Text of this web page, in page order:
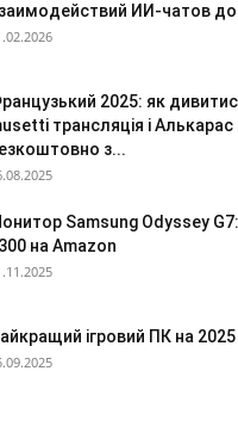
ИИ-чатов до
2025: як
трансляція і Алькарас
з...
Samsung Odyssey
на Amazon
ігровий ПК на 2025